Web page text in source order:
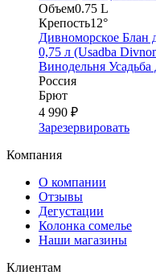
Объем0.75 L
Крепость12°
Дивноморское Блан
0,75 л (Usadba
Винодельня
Россия
Брют
4 990 ₽
Зарезервировать
Компания
О компании
Отзывы
Дегустации
Колонка сомелье
Наши магазины
Клиентам